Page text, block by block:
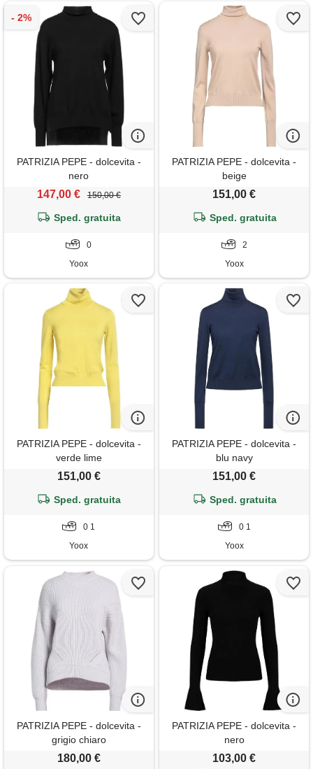
PATRIZIA PEPE - dolcevita -
nero
147,00 € 150,00 €
Sped. gratuita
0
Yoox
PATRIZIA PEPE - dolcevita -
beige
151,00 €
Sped. gratuita
2
Yoox
PATRIZIA PEPE - dolcevita -
verde lime
151,00 €
Sped. gratuita
0 1
Yoox
PATRIZIA PEPE - dolcevita -
blu navy
151,00 €
Sped. gratuita
0 1
Yoox
PATRIZIA PEPE - dolcevita -
grigio chiaro
180,00 €
PATRIZIA PEPE - dolcevita -
nero
103,00 €